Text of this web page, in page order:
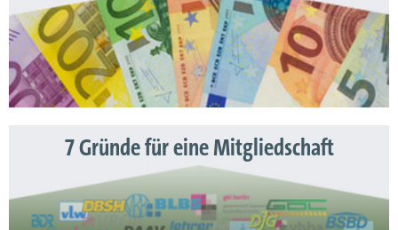
7 Gründe für eine Mitgliedschaft